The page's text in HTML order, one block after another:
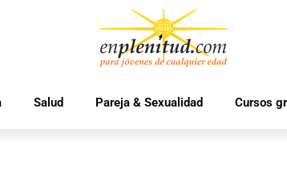
Salud Pareja & Sexualidad Cursos